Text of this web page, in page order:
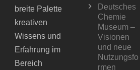
breite Palette
kreativen
Wissens und
Erfahrung im
Bereich
Deutsches
Chemie
Museum –
Visionen
und neue
Nutzungsfo
rmen